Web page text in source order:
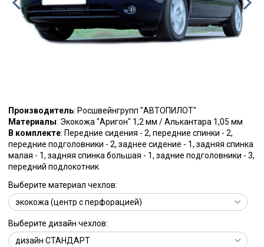
Производитель: Росшвейнгрупп "АВТОПИЛОТ"
Материалы: Экокожа "Аригон" 1,2 мм / Алькантара 1,05 мм
В комплекте: Передние сидения - 2, передние спинки - 2,
передние подголовники - 2, заднее сидение - 1, задняя спинка
малая - 1, задняя спинка большая - 1, задние подголовники - 3,
передний подлокотник
Выберите материал чехлов:
Выберите дизайн чехлов: